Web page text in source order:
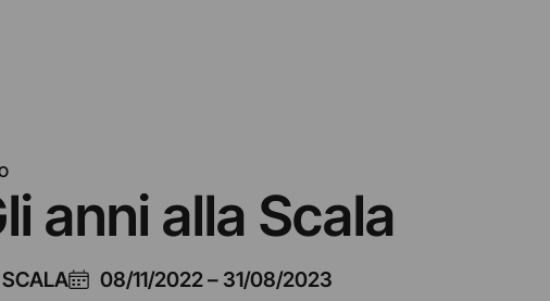
anni alla Scala
08/11/2022– 31/08/2023